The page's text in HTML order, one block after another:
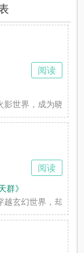
世界，成为晓之
阅读
群》
玄幻世界，却命
阅读